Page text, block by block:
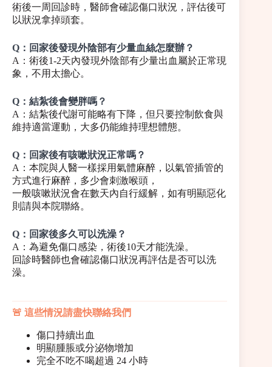
術後一周回診時，醫師會確認傷口狀況，評估後可
以狀況拿掉頭套。
Q：回家後發現外陰部有少量血絲怎麼辦？
A：術後1-2天內發現外陰部有少量出血屬於正常現
象，不用太擔心。
Q：結紮後會變胖嗎？
A：結紮後代謝可能略有下降，但只要控制飲食與
維持適當運動，大多仍能維持理想體態。
Q：回家後有咳嗽狀況正常嗎？
A：本院與人醫一樣採用氣體麻醉，以氣管插管的
方式進行麻醉，多少會刺激喉頭，
一般咳嗽狀況會在數天內自行緩解，如有明顯惡化
則請與本院聯絡。
Q：回家後多久可以洗澡？
A：為避免傷口感染，術後10天才能洗澡。
回診時醫師也會確認傷口狀況再評估是否可以洗
澡。
🚨 這些情況請盡快聯絡我們
傷口持續出血
明顯腫脹或分泌物增加
完全不吃不喝超過 24 小時